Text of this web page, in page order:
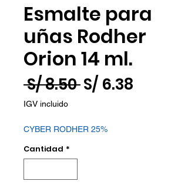
Esmalte para
uñas Rodher
Orion 14 ml.
S/ 8.50 Precio
S/ 6.38
IGV incluido
CYBER RODHER 25%
Cantidad *